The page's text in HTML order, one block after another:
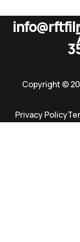
Copyright ©
Privacy Policy